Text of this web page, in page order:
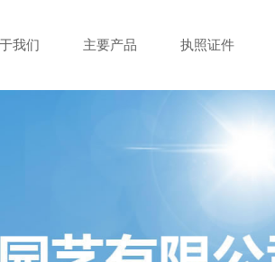
我们 主要产品 执照证件